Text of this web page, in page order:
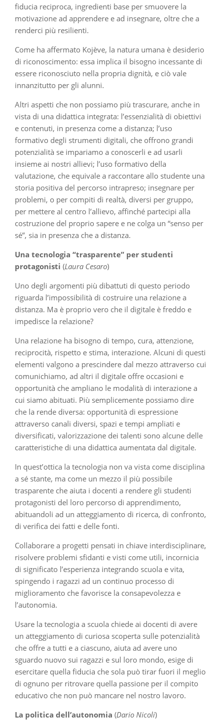
fiducia reciproca, ingredienti base per smuovere la
motivazione ad apprendere e ad insegnare, oltre che a
renderci più resilienti.
Come ha affermato Kojève, la natura umana è desiderio
di riconoscimento: essa implica il bisogno incessante di
essere riconosciuto nella propria dignità, e ciò vale
innanzitutto per gli alunni.
Altri aspetti che non possiamo più trascurare, anche in
vista di una didattica integrata: l’essenzialità di obiettivi
e contenuti, in presenza come a distanza; l’uso
formativo degli strumenti digitali, che offrono grandi
potenzialità se impariamo a conoscerli e ad usarli
insieme ai nostri allievi; l’uso formativo della
valutazione, che equivale a raccontare allo studente una
storia positiva del percorso intrapreso; insegnare per
problemi, o per compiti di realtà, diversi per gruppo,
per mettere al centro l’allievo, affinché partecipi alla
costruzione del proprio sapere e ne colga un “senso per
sé”, sia in presenza che a distanza.
Una tecnologia “trasparente” per studenti
protagonisti (Laura Cesaro)
Uno degli argomenti più dibattuti di questo periodo
riguarda l’impossibilità di costruire una relazione a
distanza. Ma è proprio vero che il digitale è freddo e
impedisce la relazione?
Una relazione ha bisogno di tempo, cura, attenzione,
reciprocità, rispetto e stima, interazione. Alcuni di questi
elementi valgono a prescindere dal mezzo attraverso cui
comunichiamo, ad altri il digitale offre occasioni e
opportunità che ampliano le modalità di interazione a
cui siamo abituati. Più semplicemente possiamo dire
che la rende diversa: opportunità di espressione
attraverso canali diversi, spazi e tempi ampliati e
diversificati, valorizzazione dei talenti sono alcune delle
caratteristiche di una didattica aumentata dal digitale.
In quest’ottica la tecnologia non va vista come disciplina
a sé stante, ma come un mezzo il più possibile
trasparente che aiuta i docenti a rendere gli studenti
protagonisti del loro percorso di apprendimento,
abituandoli ad un atteggiamento di ricerca, di confronto,
di verifica dei fatti e delle fonti.
Collaborare a progetti pensati in chiave interdisciplinare,
risolvere problemi sfidanti e visti come utili, incornicia
di significato l’esperienza integrando scuola e vita,
spingendo i ragazzi ad un continuo processo di
miglioramento che favorisce la consapevolezza e
l’autonomia.
Usare la tecnologia a scuola chiede ai docenti di avere
un atteggiamento di curiosa scoperta sulle potenzialità
che offre a tutti e a ciascuno, aiuta ad avere uno
sguardo nuovo sui ragazzi e sul loro mondo, esige di
esercitare quella fiducia che sola può tirar fuori il meglio
di ognuno per ritrovare quella passione per il compito
educativo che non può mancare nel nostro lavoro.
La politica dell’autonomia (Dario Nicoli)